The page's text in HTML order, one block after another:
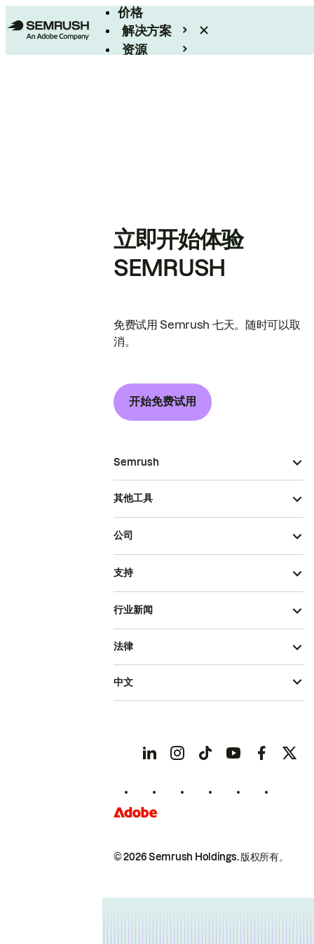
价格
解决方案
资源
立即开始体验
SEMRUSH
免费试用 Semrush 七天。随时可以取
消。
开始免费试用
Semrush
其他工具
公司
支持
行业新闻
© 2026 Semrush Holdings.版权所有。
法律
中文